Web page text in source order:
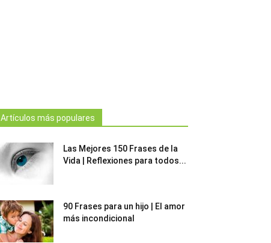
Artículos más populares
Las Mejores 150 Frases de la
Vida | Reflexiones para todos...
90 Frases para un hijo | El amor
más incondicional